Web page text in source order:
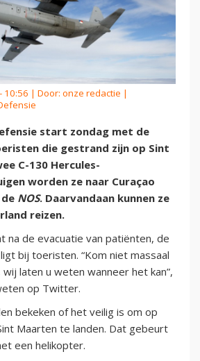
10:56 | Door: onze redactie |
start zondag met de
die gestrand zijn op Sint
C-130 Hercules-
worden ze naar Curaçao
NOS. Daarvandaan kunnen ze
reizen.
na de evacuatie van patiënten, de
bij toeristen. “Kom niet massaal
laten u weten wanneer het kan”,
op Twitter.
bekeken of het veilig is om op
Maarten te landen. Dat gebeurt
een helikopter.